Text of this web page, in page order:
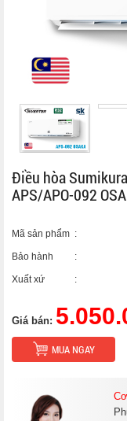
Điều hòa
APS/APO-092
Mã sản phẩm :
Bảo hành :
Xuất xứ :
Giá bán:
MUA NGAY